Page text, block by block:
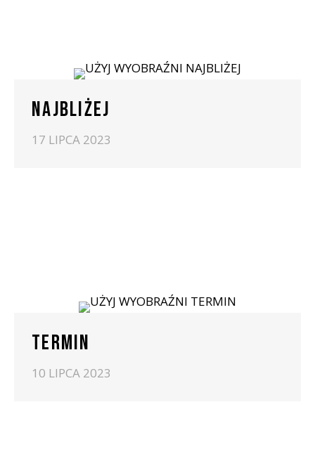
NAJBLIŻEJ
17 LIPCA 2023
TERMIN
10 LIPCA 2023